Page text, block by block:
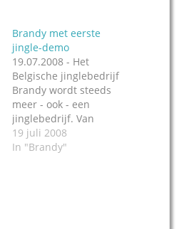
Brandy met eerste
jingle-demo
19.07.2008 - Het
Belgische jinglebedrijf
Brandy wordt steeds
meer - ook - een
jinglebedrijf. Van
oorsprong is Brandy een
consultancy agency,
19 juli 2008
In "Brandy"